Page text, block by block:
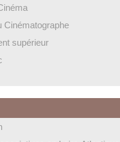
Cinématographe
supérieur